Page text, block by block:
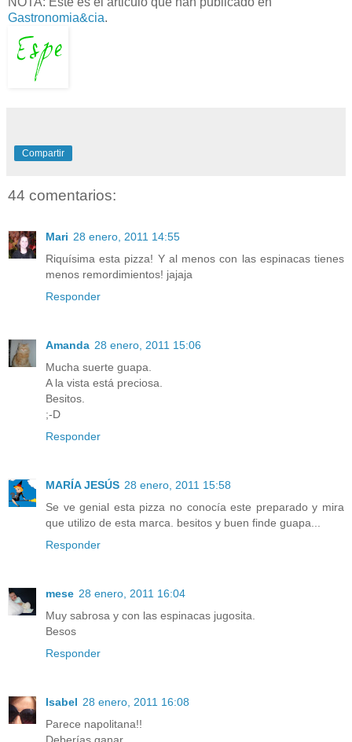
Gastronomia&cia.
Compartir
44 comentarios:
Mari 28 enero, 2011 14:55
Riquísima esta pizza! Y al menos con las espinacas tienes
menos remordimientos! jajaja
Responder
Amanda 28 enero, 2011 15:06
Mucha suerte guapa.
A la vista está preciosa.
Besitos.
;-D
Responder
MARÍA JESÚS 28 enero, 2011 15:58
Se ve genial esta pizza no conocía este preparado y mira
que utilizo de esta marca. besitos y buen finde guapa...
Responder
mese 28 enero, 2011 16:04
Muy sabrosa y con las espinacas jugosita.
Besos
Responder
Isabel 28 enero, 2011 16:08
Parece napolitana!!
Deberías ganar